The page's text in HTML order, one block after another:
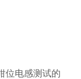
位电感测试的